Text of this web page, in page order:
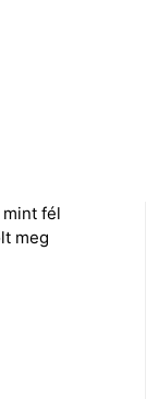
mint fél
meg